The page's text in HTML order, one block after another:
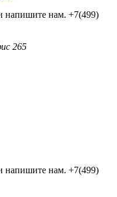
напишите нам. +7(499)
265
напишите нам. +7(499)